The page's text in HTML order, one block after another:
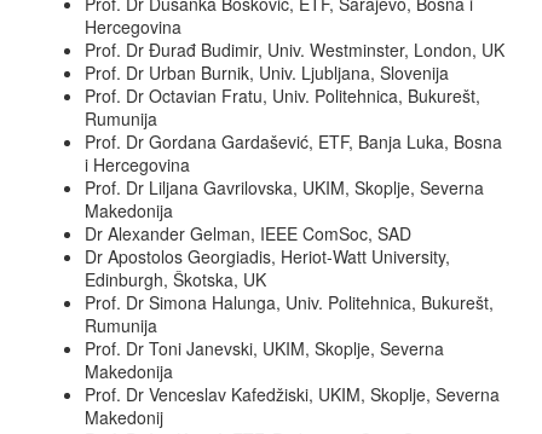
Hercegovina
Prof. Dr Đurađ Budimir, Univ. Westminster, London, UK
Prof. Dr Urban Burnik, Univ. Ljubljana, Slovenija
Prof. Dr Octavian Fratu, Univ. Politehnica, Bukurešt,
Rumunija
Prof. Dr Gordana Gardašević, ETF, Banja Luka, Bosna
i Hercegovina
Prof. Dr Liljana Gavrilovska, UKIM, Skoplje, Severna
Makedonija
Dr Alexander Gelman, IEEE ComSoc, SAD
Dr Apostolos Georgiadis, Heriot-Watt University,
Edinburgh, Škotska, UK
Prof. Dr Simona Halunga, Univ. Politehnica, Bukurešt,
Rumunija
Prof. Dr Toni Janevski, UKIM, Skoplje, Severna
Makedonija
Prof. Dr Venceslav Kafedžiski, UKIM, Skoplje, Severna
Makedonij